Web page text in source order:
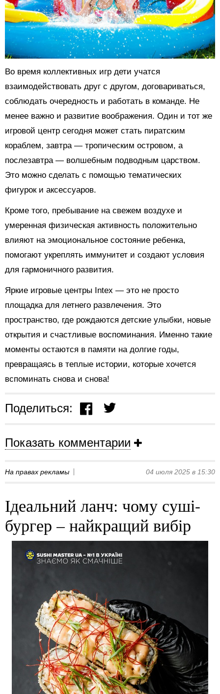
Во время коллективных игр дети учатся
взаимодействовать друг с другом, договариваться,
соблюдать очередность и работать в команде. Не
менее важно и развитие воображения. Один и тот же
игровой центр сегодня может стать пиратским
кораблем, завтра — тропическим островом, а
послезавтра — волшебным подводным царством.
Это можно сделать с помощью тематических
фигурок и аксессуаров.
Кроме того, пребывание на свежем воздухе и
умеренная физическая активность положительно
влияют на эмоциональное состояние ребенка,
помогают укреплять иммунитет и создают условия
для гармоничного развития.
Яркие игровые центры Intex — это не просто
площадка для летнего развлечения. Это
пространство, где рождаются детские улыбки, новые
открытия и счастливые воспоминания. Именно такие
моменты остаются в памяти на долгие годы,
превращаясь в теплые истории, которые хочется
вспоминать снова и снова!
Поделиться:
Показать комментарии
На правах рекламы 04 июля 2025 в 15:30
Ідеальний ланч: чому суші-
бургер – найкращий вибір